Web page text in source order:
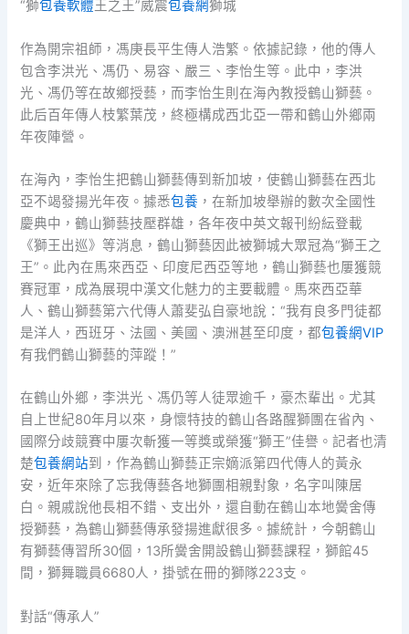
“獅包養軟體王之王”威震包養網獅城
作為開宗祖師，馮庚長平生傳人浩繁。依據記錄，他的傳人
包含李洪光、馮仍、易容、嚴三、李怡生等。此中，李洪
光、馮仍等在故鄉授藝，而李怡生則在海內教授鶴山獅藝。
此后百年傳人枝繁葉茂，終極構成西北亞一帶和鶴山外鄉兩
年夜陣營。
在海內，李怡生把鶴山獅藝傳到新加坡，使鶴山獅藝在西北
亞不竭發揚光年夜。據悉包養 ，在新加坡舉辦的數次全國性
慶典中，鶴山獅藝技壓群雄，各年夜中英文報刊紛紜登載
《獅王出巡》等消息，鶴山獅藝因此被獅城大眾冠為“獅王之
王”。此內在馬來西亞、印度尼西亞等地，鶴山獅藝也屢獲競
賽冠軍，成為展現中漢文化魅力的主要載體。馬來西亞華
人、鶴山獅藝第六代傳人蕭斐弘自豪地說：“我有良多門徒都
是洋人，西班牙、法國、美國、澳洲甚至印度，都包養網VIP
有我們鶴山獅藝的萍蹤！”
在鶴山外鄉，李洪光、馮仍等人徒眾逾千，豪杰輩出。尤其
自上世紀80年月以來，身懷特技的鶴山各路醒獅團在省內、
國際分歧競賽中屢次斬獲一等獎或榮獲“獅王”佳譽。記者也清
楚包養網站到，作為鶴山獅藝正宗嫡派第四代傳人的黃永
安，近年來除了忘我傳藝各地獅團相親對象，名字叫陳居
白。親戚說他長相不錯、支出外，還自動在鶴山本地黌舍傳
授獅藝，為鶴山獅藝傳承發揚進獻很多。據統計，今朝鶴山
有獅藝傳習所30個，13所黌舍開設鶴山獅藝課程，獅館45
間，獅舞職員6680人，掛號在冊的獅隊223支。
對話“傳承人”